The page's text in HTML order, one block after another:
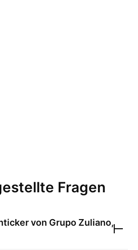
Fragen
von Grupo Zuliano,